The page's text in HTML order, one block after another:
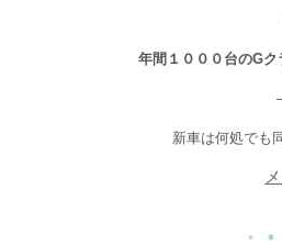
年間１０００台のG
新車は何処でも